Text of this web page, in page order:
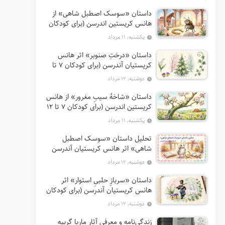
داستان «سوسک اصطبل شاهی» از
هانس کریستین اندرسن (برای کودکان
7 تا 12 سال) یکشنبه, ۱۱ مرداد
داستان «درختِ صنوبر» اثر هانس
کریستیان آندرسن (برای کودکان 7 تا
12 سال) دوشنبه, ۱۲ مرداد
داستان «شاخهٔ سیبِ مغرور» از هانس
کریستین اندرسن (برای کودکان 7 تا 12
سال)یکشنبه, ۱۱ مرداد
تحلیل داستان «سوسک اصطبل
شاهی» اثر هانس کریستیان آندرسن
دوشنبه, ۱۲ مرداد
داستان «سربازِ حلبیِ استوار» اثر
هانس کریستیان آندرسن (برای کودکان
7 تا 12 سال) دوشنبه, ۱۲ مرداد
زندگی‌نامه و معرفی آثار ماریا گریپه